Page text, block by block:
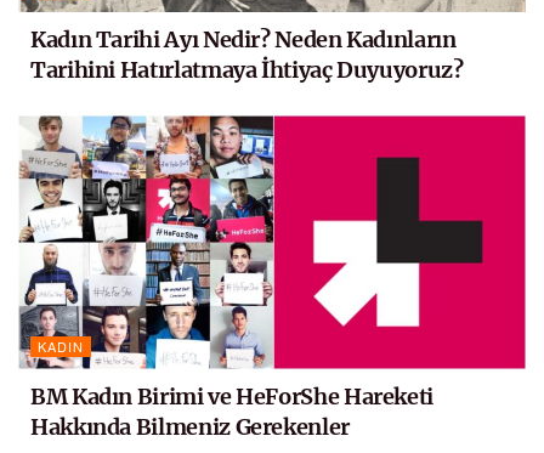
Kadın Tarihi Ayı Nedir? Neden Kadınların
Tarihini Hatırlatmaya İhtiyaç Duyuyoruz?
KADIN
BM Kadın Birimi ve HeForShe Hareketi
Hakkında Bilmeniz Gerekenler